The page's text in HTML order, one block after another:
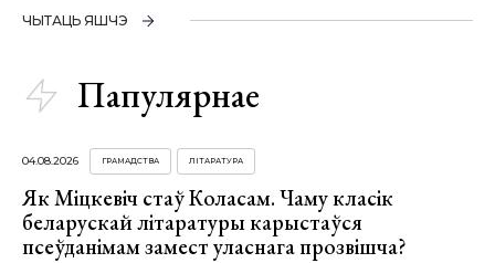
ЧЫТАЦЬ ЯШЧЭ
Папулярнае
04.08.2026 ГРАМАДСТВА ЛІТАРАТУРА
Як Міцкевіч стаў Коласам. Чаму класік
беларускай літаратуры карыстаўся
псеўданімам замест уласнага прозвішча?